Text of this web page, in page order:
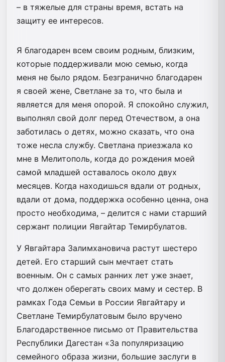
– в тяжелые для страны время, встать на
защиту ее интересов.
Я благодарен всем своим родным, близким,
которые поддерживали мою семью, когда
меня не было рядом. Безгранично благодарен
я своей жене, Светлане за то, что была и
является для меня опорой. Я спокойно служил,
выполнял свой долг перед Отечеством, а она
заботилась о детях, можно сказать, что она
тоже несла службу. Светлана приезжала ко
мне в Мелитополь, когда до рождения моей
самой младшей оставалось около двух
месяцев. Когда находишься вдали от родных,
вдали от дома, поддержка особенно ценна, она
просто необходима, – делится с нами старший
сержант полиции Явгайтар Темирбулатов.
У Явгайтара Залимхановича растут шестеро
детей. Его старший сын мечтает стать
военным. Он с самых ранних лет уже знает,
что должен оберегать своих маму и сестер. В
рамках Года Семьи в России Явгайтару и
Светлане Темирбулатовым было вручено
Благодарственное письмо от Правительства
Республики Дагестан «За популяризацию
семейного образа жизни, большие заслуги в